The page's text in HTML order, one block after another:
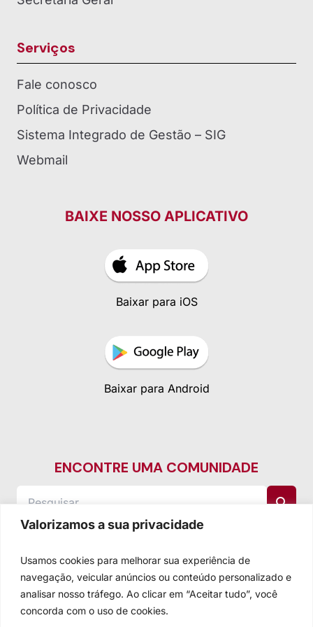
Valorizamos a sua privacidade
Usamos cookies para melhorar sua experiência de
navegação, veicular anúncios ou conteúdo personalizado e
analisar nosso tráfego. Ao clicar em “Aceitar tudo”, você
concorda com o uso de cookies.
Serviços
Fale conosco
Política de Privacidade
Sistema Integrado de Gestão – SIG
Webmail
BAIXE NOSSO APLICATIVO
Baixar para iOS
Baixar para Android
ENCONTRE UMA COMUNIDADE